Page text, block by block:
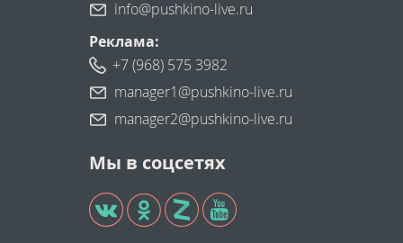
info@pushkino-live.ru
Реклама:
+7 (968) 575 3982
manager1@pushkino-live.ru
manager2@pushkino-live.ru
Мы в соцсетях